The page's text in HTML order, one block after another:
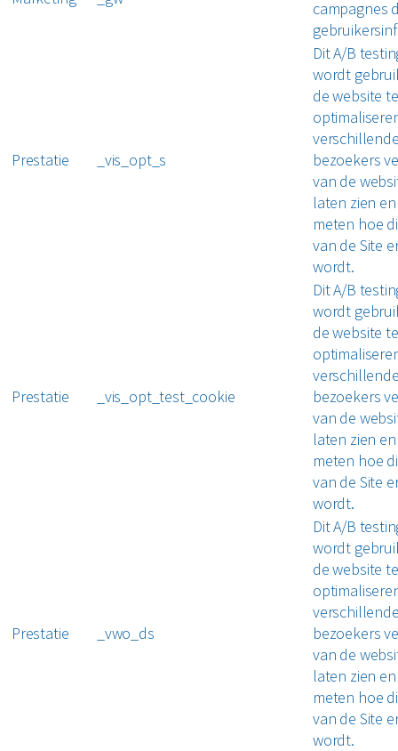
campagnes
Prestatie _vis_opt_s
Dit A/B
wordt
de website te
bezoekers
van de
laten zien
meten hoe
van de Site
wordt.
Prestatie _vis_opt_test_cookie
Dit A/B
wordt
de website te
bezoekers
van de
laten zien
meten hoe
van de Site
wordt.
Prestatie _vwo_ds
Dit A/B
wordt
de website te
bezoekers
van de
laten zien
meten hoe
van de Site
wordt.